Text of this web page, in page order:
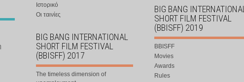
Ιστορικό
Οι ταινίες
BIG BANG INTERNATIONAL
SHORT FILM FESTIVAL
(BBISFF) 2017
The timeless dimension of
BIG BANG INTERNATIONAL
SHORT FILM FESTIVAL
(BBISFF) 2019
BBISFF
Movies
Awards
Rules